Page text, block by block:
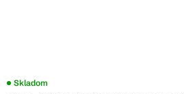
Skladom